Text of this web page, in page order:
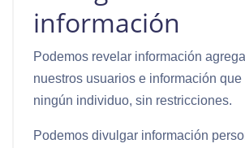
información
Podemos revelar información
nuestros usuarios e información
ningún individuo, sin restricciones.
Podemos divulgar información